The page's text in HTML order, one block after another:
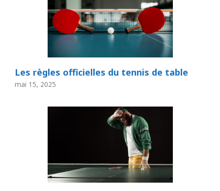
Les règles officielles du tennis de table
mai 15, 2025